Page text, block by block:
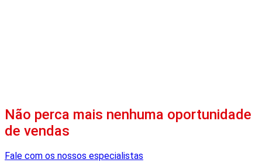
Não perca mais nenhuma oportunidade
de vendas
Fale com os nossos especialistas